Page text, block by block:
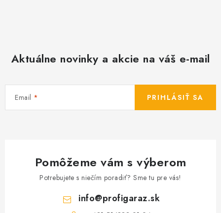
Aktuálne novinky a akcie na váš e-mail
Email PRIHLÁSIŤ SA
Pomôžeme vám s výberom
Potrebujete s niečím poradiť? Sme tu pre vás!
info@profigaraz.sk